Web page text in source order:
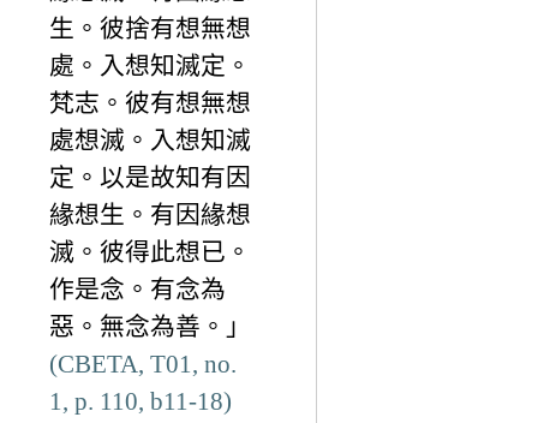
生。彼捨有想無想
處。入想知滅定。
梵志。彼有想無想
處想滅。入想知滅
定。以是故知有因
緣想生。有因緣想
滅。彼得此想已。
作是念。有念為
惡。無念為善。」
(CBETA, T01, no.
1, p. 110, b11-18)